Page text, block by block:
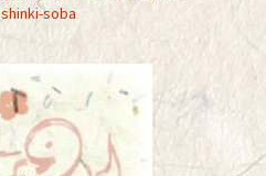
shinki-soba